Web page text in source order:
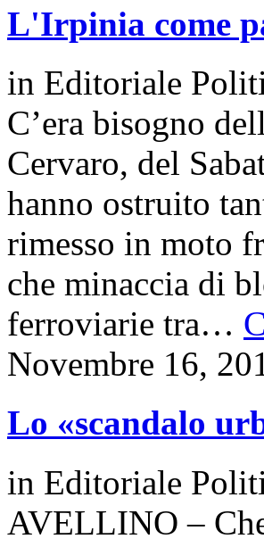
L'Irpinia come
in Editoriale
C’era bisogno
Cervaro, del
hanno ostruito
rimesso in moto
che minaccia di
ferroviarie tra…
Novembre 16,
Lo «scandalo
in Editoriale
AVELLINO –